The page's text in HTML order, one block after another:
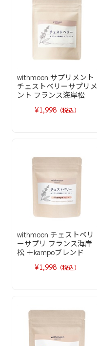
withmoon サプリメント
チェストベリーサプリメ
ント フランス海岸松
¥1,998 （税込）
withmoon チェストベリ
ーサプリ フランス海岸
松 ＋kampoブレンド
¥1,998 （税込）